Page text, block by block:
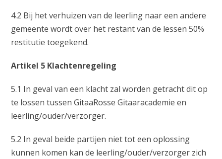
4.2 Bij het verhuizen van de leerling naar een andere
gemeente wordt over het restant van de lessen 50%
restitutie toegekend.
Artikel 5 Klachtenregeling
5.1 In geval van een klacht zal worden getracht dit op
te lossen tussen GitaaRosse Gitaaracademie en
leerling/ouder/verzorger.
5.2 In geval beide partijen niet tot een oplossing
kunnen komen kan de leerling/ouder/verzorger zich